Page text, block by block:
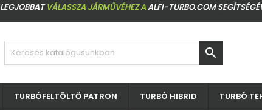
LEGJOBBATVÁLASSZA JÁRMŰVÉHEZ AALFI-TURBO.COM

TURBÓFELTÖLTŐ PATRON TURBÓ HIBRID TURBÓ